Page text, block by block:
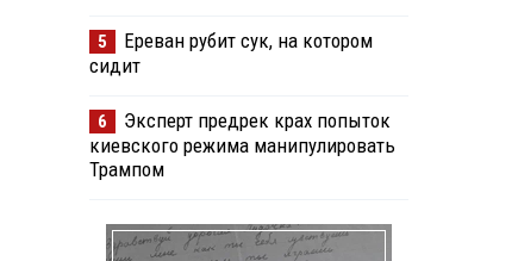
5
Ереван рубит сук, на котором
сидит
6
Эксперт предрек крах попыток
киевского режима манипулировать
Трампом